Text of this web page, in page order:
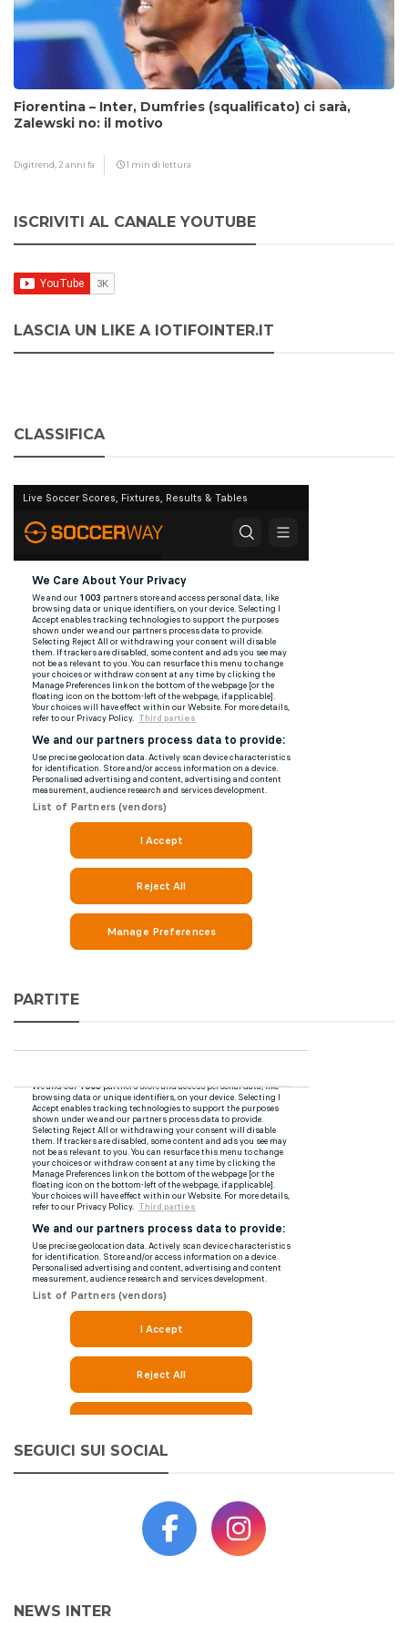
Fiorentina – Inter, Dumfries (squalificato) ci sarà,
Zalewski no: il motivo
Digitrend, 2 anni fa 1 min di lettura
ISCRIVITI AL CANALE YOUTUBE
LASCIA UN LIKE A IOTIFOINTER.IT
CLASSIFICA
PARTITE
SEGUICI SUI SOCIAL
NEWS INTER